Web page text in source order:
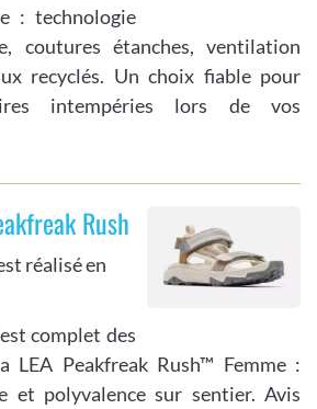
: technologie
coutures étanches, ventilation
recyclés. Un choix fiable pour
intempéries lors de vos
Rush
réalisé en
complet des
LEA Peakfreak Rush™ Femme :
et polyvalence sur sentier. Avis